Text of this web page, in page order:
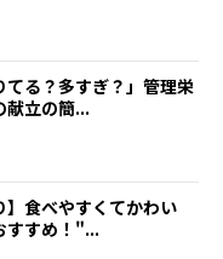
てる？多すぎ？」管理栄
献立の簡...
】食べやすくてかわい
すすめ！"...